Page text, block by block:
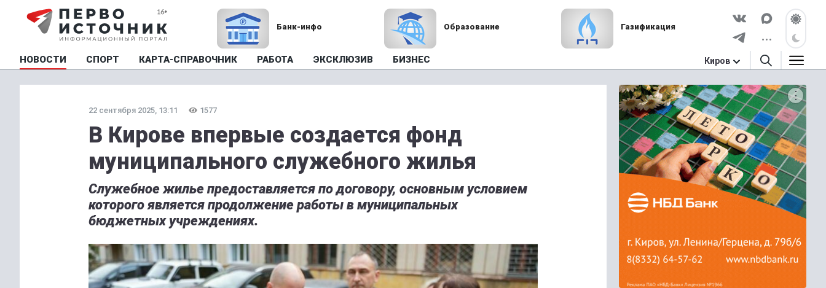
Банк-инфо Образование Газификация
НОВОСТИ СПОРТ КАРТА-СПРАВОЧНИК РАБОТА ЭКСКЛЮЗИВ БИЗНЕС Киров
22 сентября 2025, 13:11 1577
В Кирове впервые создается фонд
муниципального служебного жилья
Служебное жилье предоставляется по договору, основным условием
которого является продолжение работы в муниципальных
бюджетных учреждениях.